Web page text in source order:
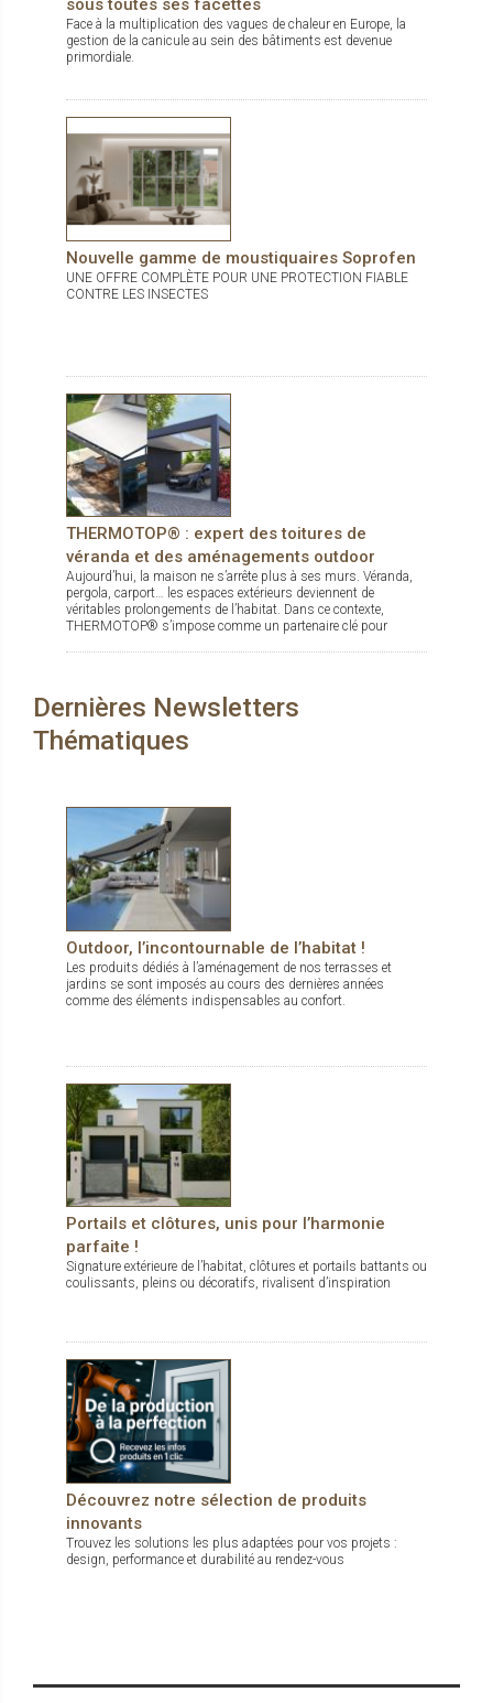
sous toutes ses facettes
Face à la multiplication des vagues de chaleur en Europe, la
gestion de la canicule au sein des bâtiments est devenue
primordiale.
Nouvelle gamme de moustiquaires Soprofen
UNE OFFRE COMPLÈTE POUR UNE PROTECTION FIABLE
CONTRE LES INSECTES
THERMOTOP® : expert des toitures de
véranda et des aménagements outdoor
Aujourd’hui, la maison ne s’arrête plus à ses murs. Véranda,
pergola, carport… les espaces extérieurs deviennent de
véritables prolongements de l’habitat. Dans ce contexte,
THERMOTOP® s’impose comme un partenaire clé pour
Dernières Newsletters
Thématiques
Outdoor, l’incontournable de l’habitat !
Les produits dédiés à l’aménagement de nos terrasses et
jardins se sont imposés au cours des dernières années
comme des éléments indispensables au confort.
Portails et clôtures, unis pour l’harmonie
parfaite !
Signature extérieure de l’habitat, clôtures et portails battants ou
coulissants, pleins ou décoratifs, rivalisent d’inspiration
Découvrez notre sélection de produits
innovants
Trouvez les solutions les plus adaptées pour vos projets :
design, performance et durabilité au rendez-vous